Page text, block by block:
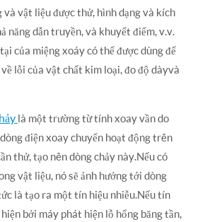
và vật liệu được thử, hình dạng và kích
năng dẫn truyền, và khuyết điểm, v.v.
của miệng xoáy có thể được dùng để
lỗi của vật chất kim loại, đo độ dàyvà
là một trường từ tính xoay vần do
điện xoay chuyển hoạt động trên
thử, tạo nên dòng chảy này.Nếu có
vật liệu, nó sẽ ảnh hưởng tới dòng
là tạo ra một tín hiệu nhiễu.Nếu tín
bởi máy phát hiện lỗ hổng băng tần,